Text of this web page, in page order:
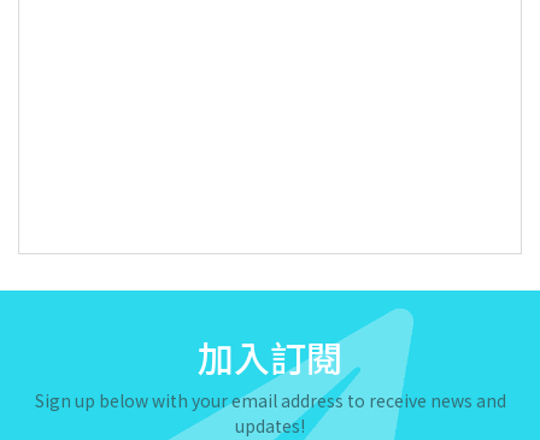
加入訂閱
Sign up below with your email address to receive news and
updates!